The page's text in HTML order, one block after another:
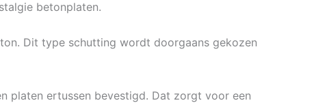
betonplaten.
Dit type schutting wordt doorgaans gekozen
platen ertussen bevestigd. Dat zorgt voor een